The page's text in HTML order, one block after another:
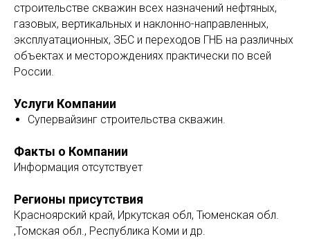
строительстве скважин всех назначений нефтяных,
газовых, вертикальных и наклонно-направленных,
эксплуатационных, ЗБС и переходов ГНБ на различных
объектах и месторождениях практически по всей
России.
Услуги Компании
Супервайзинг строительства скважин.
Факты о Компании
Информация отсутствует
Регионы присутствия
Красноярский край, Иркутская обл, Тюменская обл.
,Томская обл., Республика Коми и др.